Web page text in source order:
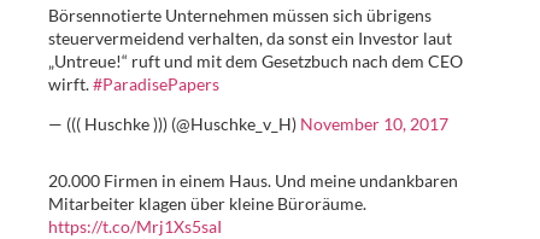
Börsennotierte Unternehmen müssen sich übrigens
steuervermeidend verhalten, da sonst ein Investor laut
„Untreue!“ ruft und mit dem Gesetzbuch nach dem CEO
wirft.#ParadisePapers
— ((( Huschke ))) (@Huschke_v_H) November 10, 2017
20.000 Firmen in einem Haus. Und meine undankbaren
Mitarbeiter klagen über kleine Büroräume.
https://t.co/Mrj1Xs5saI